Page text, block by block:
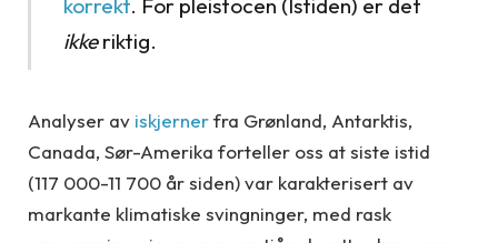
korrekt. For pleistocen (Istiden) er det
ikkeriktig.
Analyser av iskjernerfra Grønland, Antarktis,
Canada, Sør-Amerika forteller oss at siste istid
(117 000-11 700 år siden) var karakterisert av
markante klimatiske svingninger, med rask